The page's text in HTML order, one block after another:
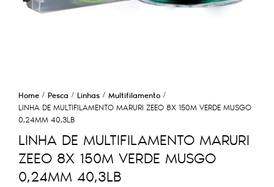
Home Pesca Linhas
Multifilamento
LINHA DE MULTIFILAMENTO MARURI ZEEO 8X 150M VERDE MUSGO
0,24MM 40,3LB
LINHA DE MULTIFILAMENTO MARURI
ZEEO 8X 150M VERDE MUSGO
0,24MM 40,3LB